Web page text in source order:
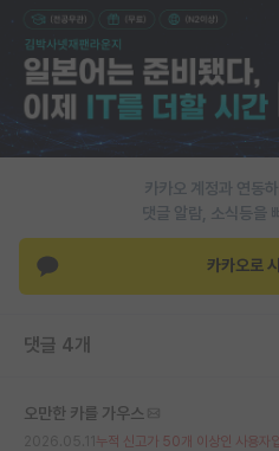
인문사회 계열 게시판
특수/전문대학원 게시판
반도체/AI 게시판
장학금/장학생 게시판
학술 정보 게시판
커리어
유학교육
반도체 아카데미
카카오 계정과 연동
댓글 알람, 소식등을
카카오로
댓글 4개
오만한 카를 가우스
누적 신고가 50개 이상인 사용자